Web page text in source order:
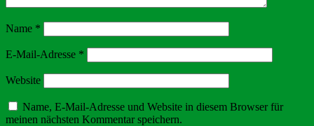
Name *
E-Mail-Adresse *
Website
Name, E-Mail-Adresse und Website in diesem Browser für
meinen nächsten Kommentar speichern.